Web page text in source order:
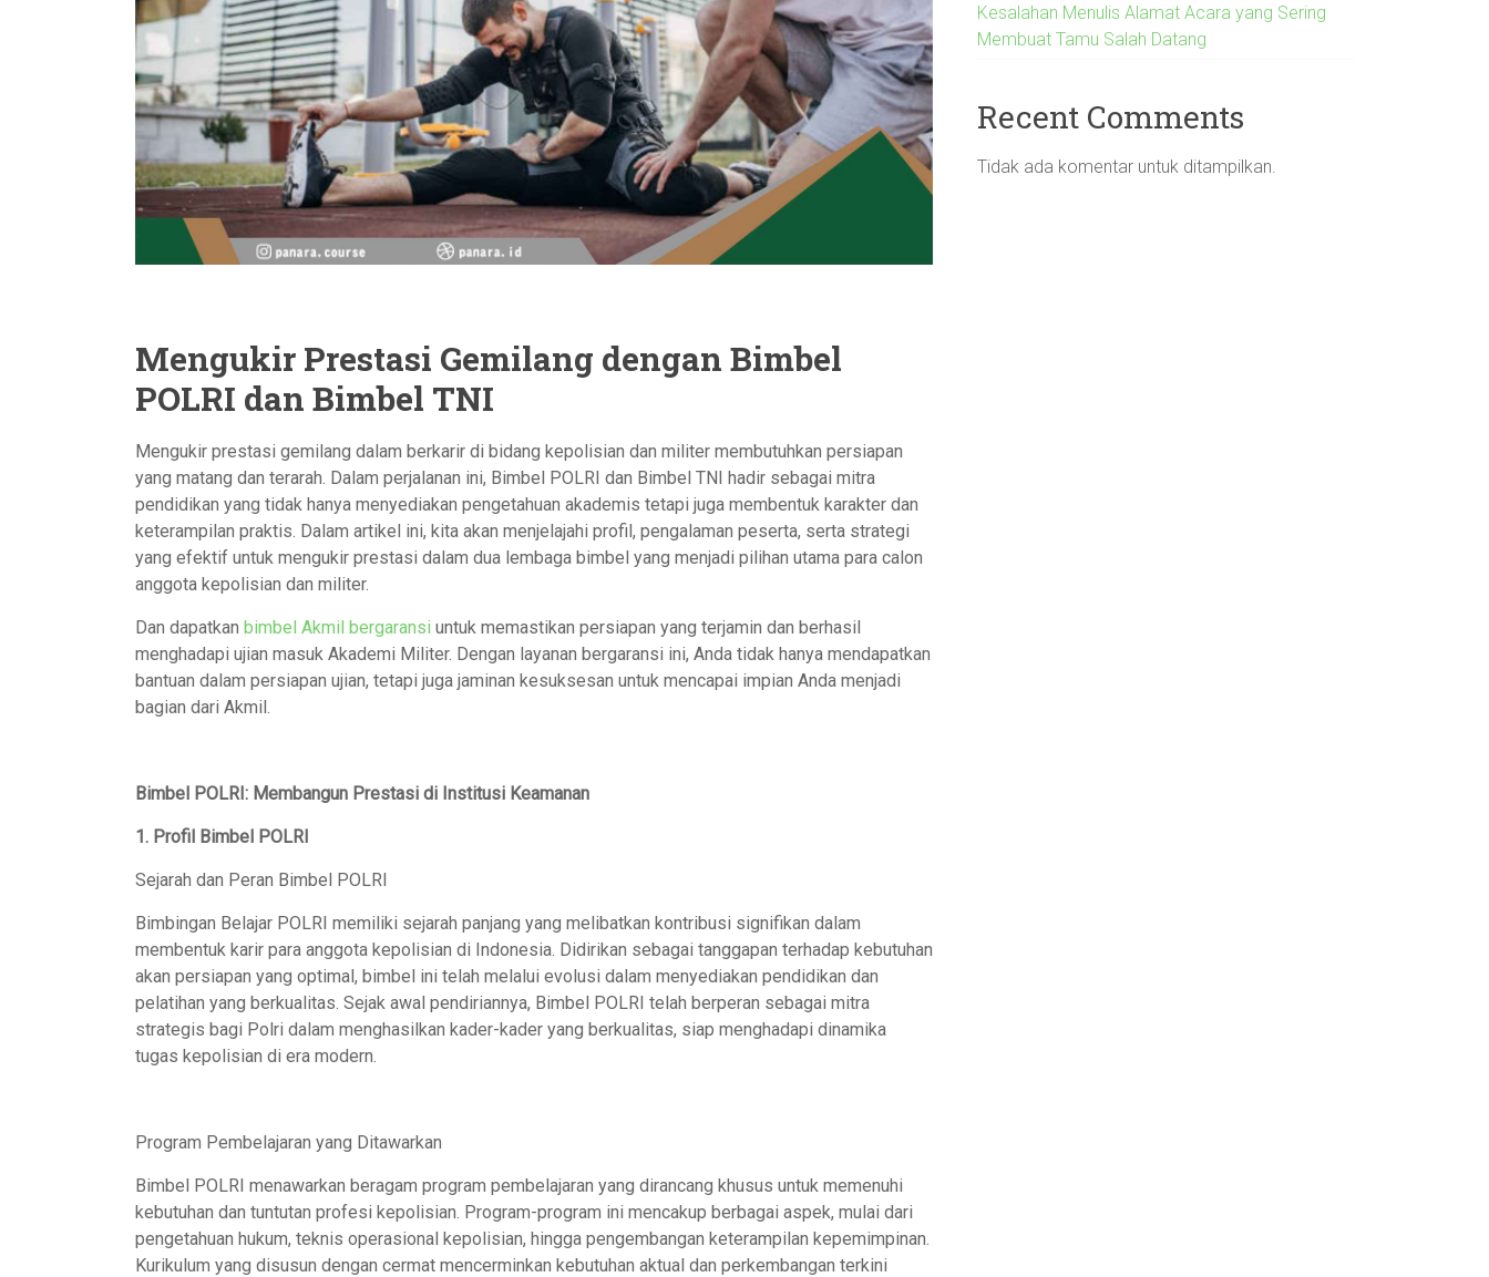
Mengukir Prestasi Gemilang dengan Bimbel
POLRI dan Bimbel TNI
Mengukir prestasi gemilang dalam berkarir di bidang kepolisian dan militer membutuhkan persiapan
yang matang dan terarah. Dalam perjalanan ini, Bimbel POLRI dan Bimbel TNI hadir sebagai mitra
pendidikan yang tidak hanya menyediakan pengetahuan akademis tetapi juga membentuk karakter dan
keterampilan praktis. Dalam artikel ini, kita akan menjelajahi profil, pengalaman peserta, serta strategi
yang efektif untuk mengukir prestasi dalam dua lembaga bimbel yang menjadi pilihan utama para calon
anggota kepolisian dan militer.
Dan dapatkan bimbel Akmil bergaransi untuk memastikan persiapan yang terjamin dan berhasil
menghadapi ujian masuk Akademi Militer. Dengan layanan bergaransi ini, Anda tidak hanya mendapatkan
bantuan dalam persiapan ujian, tetapi juga jaminan kesuksesan untuk mencapai impian Anda menjadi
bagian dari Akmil.
Bimbel POLRI: Membangun Prestasi di Institusi Keamanan
1. Profil Bimbel POLRI
Sejarah dan Peran Bimbel POLRI
Bimbingan Belajar POLRI memiliki sejarah panjang yang melibatkan kontribusi signifikan dalam
membentuk karir para anggota kepolisian di Indonesia. Didirikan sebagai tanggapan terhadap kebutuhan
akan persiapan yang optimal, bimbel ini telah melalui evolusi dalam menyediakan pendidikan dan
pelatihan yang berkualitas. Sejak awal pendiriannya, Bimbel POLRI telah berperan sebagai mitra
strategis bagi Polri dalam menghasilkan kader-kader yang berkualitas, siap menghadapi dinamika
tugas kepolisian di era modern.
Program Pembelajaran yang Ditawarkan
Bimbel POLRI menawarkan beragam program pembelajaran yang dirancang khusus untuk memenuhi
kebutuhan dan tuntutan profesi kepolisian. Program-program ini mencakup berbagai aspek, mulai dari
pengetahuan hukum, teknis operasional kepolisian, hingga pengembangan keterampilan kepemimpinan.
Kurikulum yang disusun dengan cermat mencerminkan kebutuhan aktual dan perkembangan terkini
Kesalahan Menulis Alamat Acara yang Sering
Membuat Tamu Salah Datang
Recent Comments
Tidak ada komentar untuk ditampilkan.